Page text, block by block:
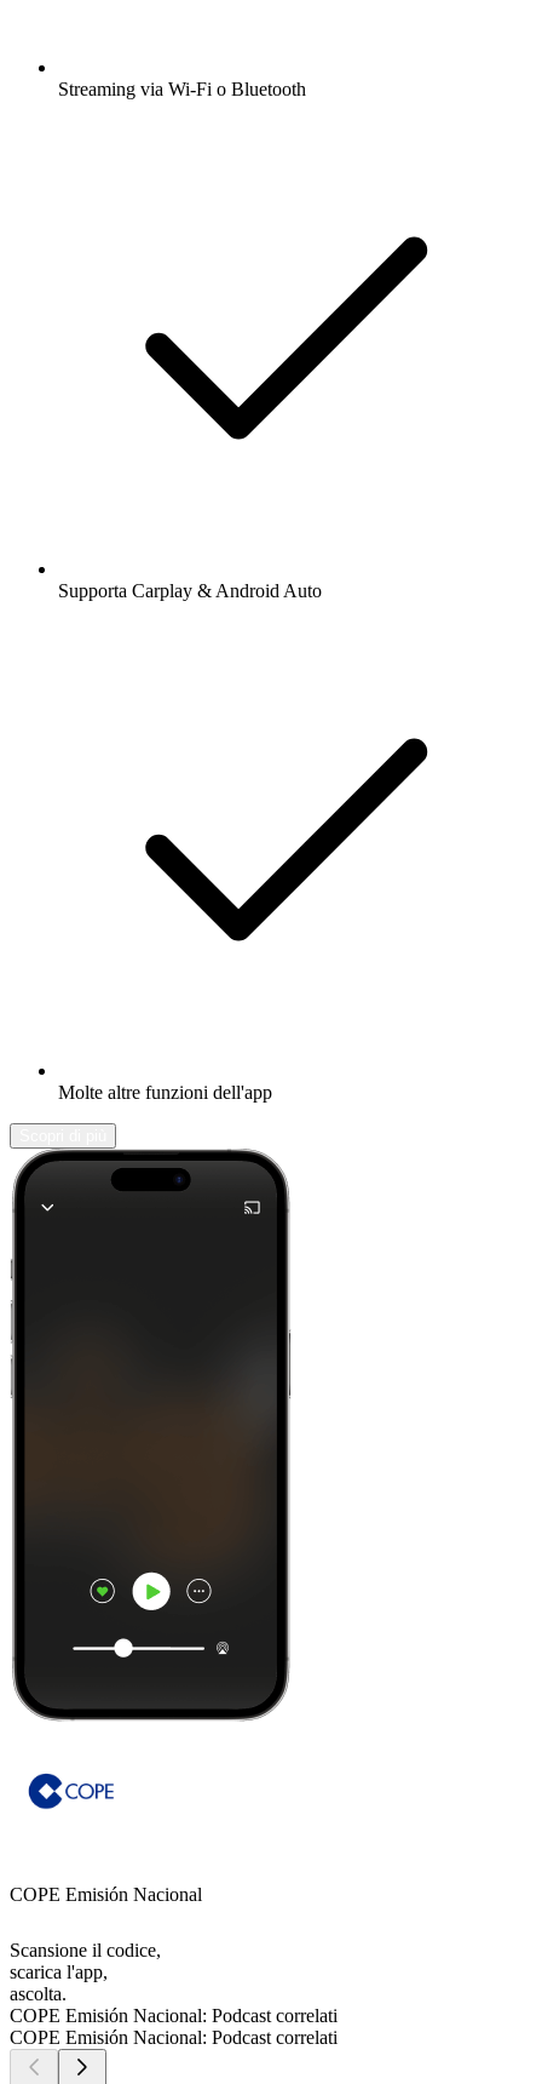
Streaming via Wi-Fi o Bluetooth
Supporta Carplay & Android Auto
Molte altre funzioni dell'app
COPE Emisión Nacional
Scansione il codice,
scarica l'app,
ascolta.
COPE Emisión Nacional: Podcast correlati
COPE Emisión Nacional: Podcast correlati